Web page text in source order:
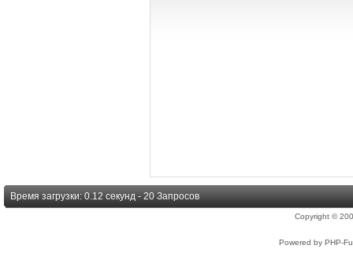
Время загрузки: 0.12 секунд - 20 Запросов
Copyright ©
Powered by PHP-